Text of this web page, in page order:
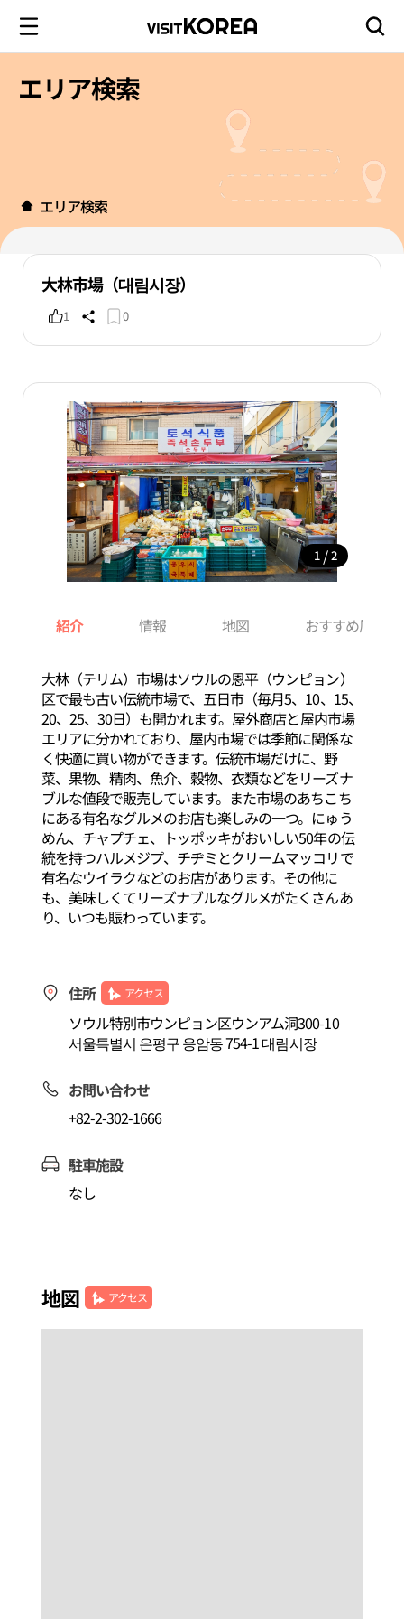
エリア検索
エリア検索
大林市場（대림시장）
1 0
1 / 2
紹介 情報 地図 おすすめ周辺
大林（テリム）市場はソウルの恩平（ウンピョン）
区で最も古い伝統市場で、五日市（毎月5、10、15、
20、25、30日）も開かれます。屋外商店と屋内市場
エリアに分かれており、屋内市場では季節に関係な
く快適に買い物ができます。伝統市場だけに、野
菜、果物、精肉、魚介、穀物、衣類などをリーズナ
ブルな値段で販売しています。また市場のあちこち
にある有名なグルメのお店も楽しみの一つ。にゅう
めん、チャプチェ、トッポッキがおいしい50年の伝
統を持つハルメジプ、チヂミとクリームマッコリで
有名なウイラクなどのお店があります。その他に
も、美味しくてリーズナブルなグルメがたくさんあ
り、いつも賑わっています。
住所 アクセス
ソウル特別市ウンピョン区ウンアム洞300-10
서울특별시 은평구 응암동 754-1 대림시장
お問い合わせ
+82-2-302-1666
駐車施設
なし
地図 アクセス